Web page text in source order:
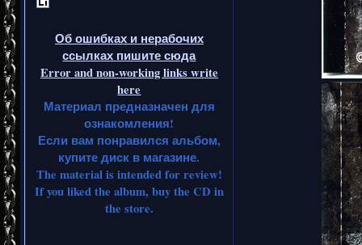
Об ошибках и нерабочих
ссылках пишите сюда
Error and non-working links write
here
Материал предназначен для
ознакомления!
Если вам понравился альбом,
купите диск в магазине.
The material is intended for review!
If you liked the album, buy the CD in
the store.